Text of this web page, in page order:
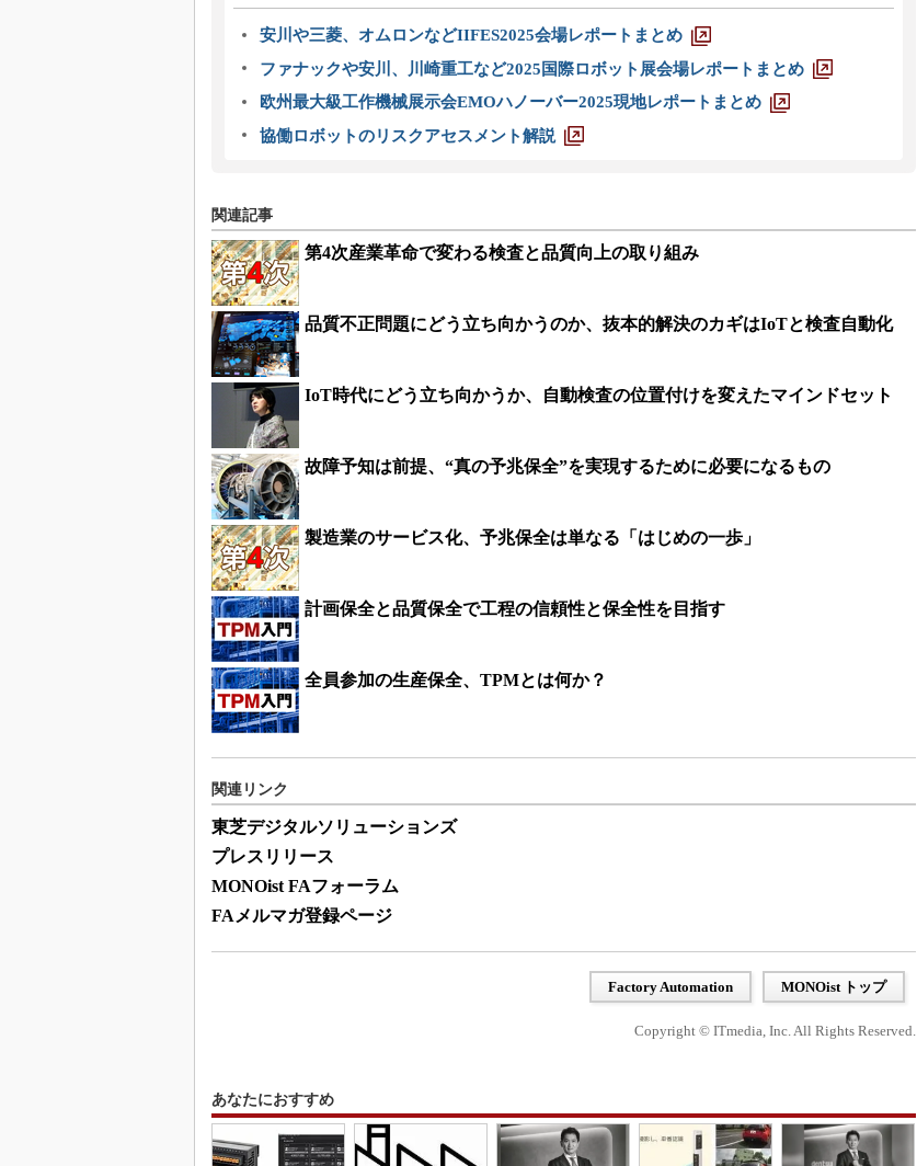
安川や三菱、オムロンなどIIFES2025会場レポートまとめ
ファナックや安川、川崎重工など2025国際ロボット展会場レポートまとめ
欧州最大級工作機械展示会EMOハノーバー2025現地レポートまとめ
協働ロボットのリスクアセスメント解説
関連記事
第4次産業革命で変わる検査と品質向上の取り組み
品質不正問題にどう立ち向かうのか、抜本的解決のカギはIoTと検査自動化
IoT時代にどう立ち向かうか、自動検査の位置付けを変えたマインドセット
故障予知は前提、“真の予兆保全”を実現するために必要になるもの
製造業のサービス化、予兆保全は単なる「はじめの一歩」
計画保全と品質保全で工程の信頼性と保全性を目指す
全員参加の生産保全、TPMとは何か？
関連リンク
東芝デジタルソリューションズ
プレスリリース
MONOist FAフォーラム
FAメルマガ登録ページ
Factory Automation MONOist トップ
Copyright © ITmedia, Inc. All Rights Reserved.
あなたにおすすめ